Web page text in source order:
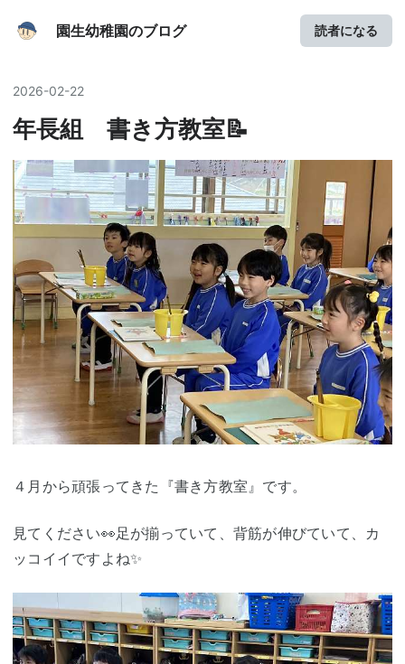
園生幼稚園のブログ 読者になる
2026-02-22
年長組 書き方教室📝
４月から頑張ってきた『書き方教室』です。
見てください👀足が揃っていて、背筋が伸びていて、カ
ッコイイですよね✨